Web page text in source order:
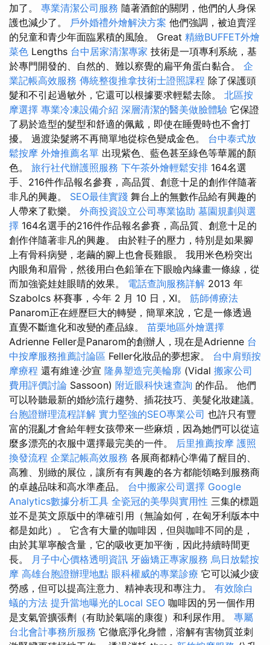
加了。 專業清潔公司服務 隨著酒館的關閉，他們的人身保
護也減少了。 戶外婚禮外燴解決方案 他們強調，被迫賣淫
的兒童和青少年面臨累積的風險。 Great 精緻BUFFET外燴
菜色 Lengths 台中居家清潔專家 技術是一項專利系統，基
於專門開發的、自然的、難以察覺的扁平角蛋白黏合。 企
業記帳高效服務 傳統整復推拿技術士證照課程 除了保護頭
髮和不引起過敏外，它還可以根據要求輕鬆去除。 北區按
摩選擇 專業冷凍設備介紹 深層清潔的醫美做臉體驗 它保證
了易於造型的髮型和舒適的佩戴，即使在睡覺時也不會打
擾。 過渡染髮將不再簡單地從棕色變成金色。 台中泰式放
鬆按摩 外燴推薦名單 出現紫色、藍色甚至綠色等華麗的顏
色。 旅行社代辦護照服務 下午茶外燴輕鬆安排 164名選
手、216件作品報名參賽，高品質、創意十足的創作伴隨著
非凡的興趣。 SEO最佳實踐 舞台上的無數作品給有興趣的
人帶來了歡樂。 外商投資設立公司專業協助 墓園規劃與選
擇 164名選手的216件作品報名參賽，高品質、創意十足的
創作伴隨著非凡的興趣。 由於鞋子的壓力，特別是如果腳
上有骨科病變，老繭的腳上也會長雞眼。 我用米色粉突出
內眼角和眉骨，然後用白色鉛筆在下眼瞼內緣畫一條線，從
而加強瓷娃娃眼睛的效果。 電話查詢服務詳解 2013 年
Szabolcs 杯賽事，今年 2 月 10 日，XI。 筋師傅療法
Panarom正在經歷巨大的轉變，簡單來說，它是一條透過
直覺不斷進化和改變的產品線。 苗栗地區外燴選擇
Adrienne Feller是Panarom的創辦人，現在是Adrienne 台
中按摩服務推薦討論區 Feller化妝品的夢想家。 台中肩頸按
摩療程 還有維達·沙宣 隆鼻塑造完美輪廓 (Vidal 搬家公司
費用評價討論 Sassoon) 附近眼科快速查詢 的作品。 他們
可以聆聽最新的婚紗流行趨勢、插花技巧、美髮化妝建議。
台胞證辦理流程詳解 實力堅強的SEO專業公司 也許只有豐
富的混亂才會給年輕女孩帶來一些麻煩，因為她們可以從這
麼多漂亮的衣服中選擇最完美的一件。 后里推薦按摩 護照
換發流程 企業記帳高效服務 各展商都精心準備了醒目的、
高雅、別緻的展位，讓所有有興趣的各方都能領略到服務商
的卓越品味和高水準產品。 台中搬家公司選擇 Google
Analytics數據分析工具 全瓷冠的美學與實用性 三集的標題
並不是英文原版中的準確引用（無論如何，在匈牙利版本中
都是如此）。 它含有大量的咖啡因，但與咖啡不同的是，
由於其單寧酸含量，它的吸收更加平衡，因此持續時間更
長。 月子中心價格透明資訊 牙齒矯正專家服務 烏日放鬆按
摩 高雄台胞證辦理地點 眼科權威的專業診療 它可以減少疲
勞感，但可以提高注意力、精神表現和專注力。 有效除白
蟻的方法 提升當地曝光的Local SEO 咖啡因的另一個作用
是支氣管擴張劑（有助於氣喘的康復）和利尿作用。 專屬
台北會計事務所服務 它徹底淨化身體，溶解有害物質並刺